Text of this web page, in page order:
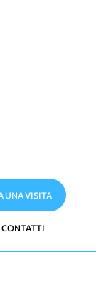
UNA VISITA
CONTATTI